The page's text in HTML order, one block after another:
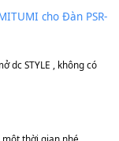
Cũ
Liệu – Sample